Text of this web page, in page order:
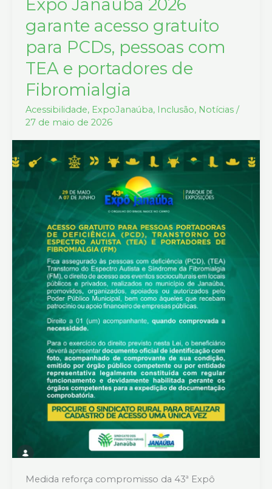
Expô Janaúba 2026
garante acesso gratuito
para PCDs, pessoas com
TEA e portadores de
Fibromialgia
Acessibilidade, ExpoJanaúba, Inclusão, Notícias/
27 de maio de 2026
Medida reforça compromisso da 43ª Expô
2026
garante
acesso
gratuito
PCDs,
TEA
e
portadores
Fibromialgia